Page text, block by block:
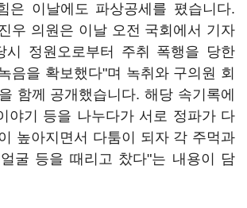
은 이날에도 파상공세를 폈습니다.
우 의원은 이날 오전 국회에서 기자
시 정원오로부터 주취 폭행을 당한
음을 확보했다"며 녹취와 구의원 회
함께 공개했습니다. 해당 속기록에
야기 등을 나누다가 서로 정파가 다
높아지면서 다툼이 되자 각 주먹과
굴 등을 때리고 찼다"는 내용이 담